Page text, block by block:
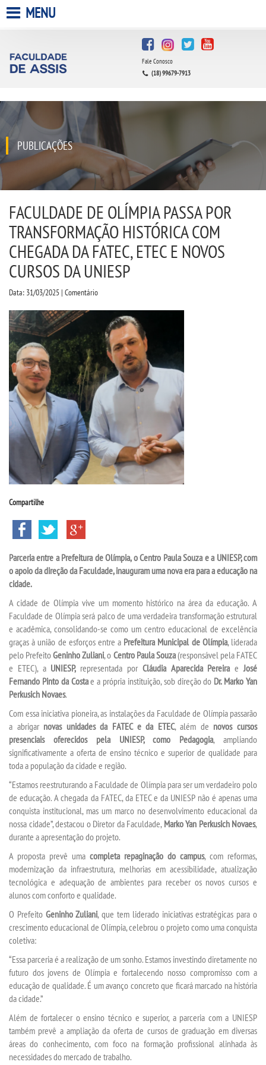
A FACULDADE
QUEM SOMOS
INFRAESTRUTURA
BIBLIOTECA
CPA
CPSA
CURSOS
BACHARELADOS
LICENCIATURAS
TECNOLÓGICOS
VESTIBULAR
INSCREVA-SE
TRANSFERÊNCIA
SEGUNDA GRADUAÇÃO
EDITAL
PUBLICAÇÕES
DESTAQUES
REVISTAS ELETRÔNICAS
REVISTA TRANSVERSAL
UNIESP NEWS
REPOSITÓRIO
MANUAIS
REGULAMENTOS
REGIMENTOS
RELATÓRIOS
CPA
PPC
PLANOS
MENU
Fale Conosco
(18) 99679-7913
PUBLICAÇÕES
FACULDADE DE OLÍMPIA PASSA POR
TRANSFORMAÇÃO HISTÓRICA COM
CHEGADA DA FATEC, ETEC E NOVOS
CURSOS DA UNIESP
Data: 31/03/2025 | Comentário
Compartilhe
Parceria entre a Prefeitura de Olímpia, o Centro Paula Souza e a UNIESP, com
o apoio da direção da Faculdade, inauguram uma nova era para a educação na
cidade.
A cidade de Olímpia vive um momento histórico na área da educação. A
Faculdade de Olímpia será palco de uma verdadeira transformação estrutural
e acadêmica, consolidando-se como um centro educacional de excelência
graças à união de esforços entre a Prefeitura Municipal de Olímpia, liderada
pelo PrefeitoGeninho Zuliani, o Centro Paula Souza(responsável pela FATEC
e ETEC), a UNIESP, representada por Cláudia Aparecida Pereira eJosé
Fernando Pinto da Costae a própria instituição, sob direção do Dr. Marko Yan
Perkusich Novaes.
Com essa iniciativa pioneira, as instalações da Faculdade de Olímpia passarão
a abrigar novas unidades da FATEC e da ETEC, além de novos cursos
presenciais oferecidos pela UNIESP, como Pedagogia, ampliando
significativamente a oferta de ensino técnico e superior de qualidade para
toda a população da cidade e região.
“Estamos reestruturando a Faculdade de Olímpia para ser um verdadeiro polo
de educação. A chegada da FATEC, da ETEC e da UNIESP não é apenas uma
conquista institucional, mas um marco no desenvolvimento educacional da
nossa cidade”, destacou o Diretor da Faculdade, Marko Yan Perkusich Novaes,
durante a apresentação do projeto.
A proposta prevê uma completa repaginação do campus, com reformas,
modernização da infraestrutura, melhorias em acessibilidade, atualização
tecnológica e adequação de ambientes para receber os novos cursos e
alunos com conforto e qualidade.
O Prefeito Geninho Zuliani, que tem liderado iniciativas estratégicas para o
crescimento educacional de Olímpia, celebrou o projeto como uma conquista
coletiva:
“Essa parceria é a realização de um sonho. Estamos investindo diretamente no
futuro dos jovens de Olímpia e fortalecendo nosso compromisso com a
educação de qualidade. É um avanço concreto que ficará marcado na história
da cidade.”
Além de fortalecer o ensino técnico e superior, a parceria com a UNIESP
também prevê a ampliação da oferta de cursos de graduação em diversas
áreas do conhecimento, com foco na formação profissional alinhada às
necessidades do mercado de trabalho.